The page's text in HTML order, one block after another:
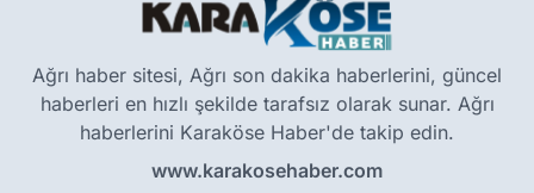
Ağrı haber sitesi, Ağrı son dakika haberlerini, güncel
haberleri en hızlı şekilde tarafsız olarak sunar. Ağrı
haberlerini Karaköse Haber'de takip edin.
www.karakosehaber.com